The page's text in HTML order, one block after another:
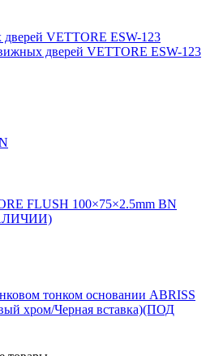
VETTORE ESW-123
дверей VETTORE ESW-123
FLUSH 100×75×2.5mm BN
тонком основании ABRISS
хром/Черная вставка)(ПОД